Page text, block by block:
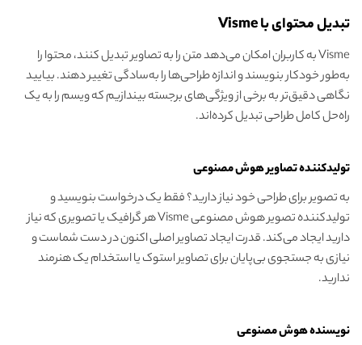
تبدیل محتوای با Visme
Visme به کاربران امکان می‌دهد متن را به تصاویر تبدیل کنند، محتوا را
به‌طور خودکار بنویسند و اندازه طراحی‌ها را به‌سادگی تغییر دهند. بیایید
نگاهی دقیق‌تر به برخی از ویژگی‌های برجسته بیندازیم که ویسم را به یک
راه‌حل کامل طراحی تبدیل کرده‌اند.
تولید‌کننده تصاویر هوش مصنوعی
به تصویر برای طراحی خود نیاز دارید؟ فقط یک درخواست بنویسید و
تولید‌کننده تصویر هوش مصنوعی Visme هر گرافیک یا تصویری که نیاز
دارید ایجاد می‌کند. قدرت ایجاد تصاویر اصلی اکنون در دست شماست و
نیازی به جستجوی بی‌پایان برای تصاویر استوک یا استخدام یک هنرمند
ندارید.
نویسنده هوش مصنوعی